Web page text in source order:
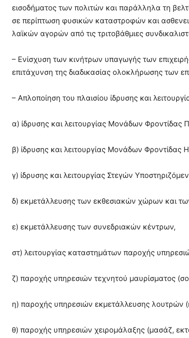
εισοδήματος των πολιτών και παράλληλα τη
σε περίπτωση φυσικών καταστροφών και
λαϊκών αγορών από τις τριτοβάθμιες
– Ενίσχυση των κινήτρων υπαγωγής των
επιτάχυνση της διαδικασίας ολοκλήρωσης των
– Απλοποίηση του πλαισίου ίδρυσης και
α) ίδρυσης και λειτουργίας Μονάδων
β) ίδρυσης και λειτουργίας Μονάδων Φροντίδας
γ) ίδρυσης και λειτουργίας Στεγών
δ) εκμετάλλευσης των εκθεσιακών χώρων και
ε) εκμετάλλευσης των συνεδριακών κέντρων,
στ) λειτουργίας καταστημάτων παροχής
ζ) παροχής υπηρεσιών τεχνητού μαυρίσματος
η) παροχής υπηρεσιών εκμετάλλευσης λουτρών
θ) παροχής υπηρεσιών χειρομάλαξης (μασάζ,